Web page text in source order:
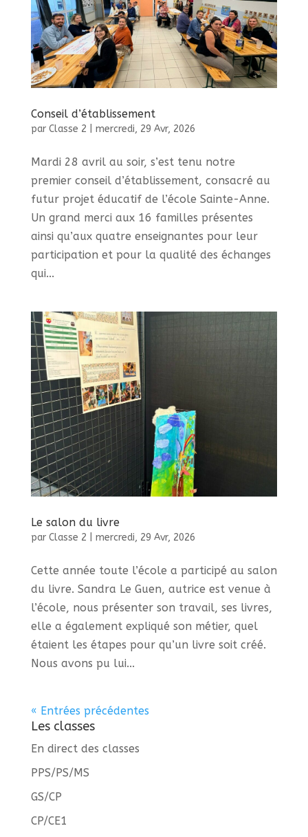
Conseil d’établissement
par Classe 2 mercredi, 29 Avr, 2026
Mardi 28 avril au soir, s’est tenu notre
premier conseil d’établissement, consacré au
futur projet éducatif de l’école Sainte-Anne.
Un grand merci aux 16 familles présentes
ainsi qu’aux quatre enseignantes pour leur
participation et pour la qualité des échanges
qui...
Le salon du livre
par Classe 2 mercredi, 29 Avr, 2026
Cette année toute l’école a participé au salon
du livre. Sandra Le Guen, autrice est venue à
l’école, nous présenter son travail, ses livres,
elle a également expliqué son métier, quel
étaient les étapes pour qu’un livre soit créé.
Nous avons pu lui...
« Entrées précédentes
Les classes
En direct des classes
PPS/PS/MS
GS/CP
CP/CE1